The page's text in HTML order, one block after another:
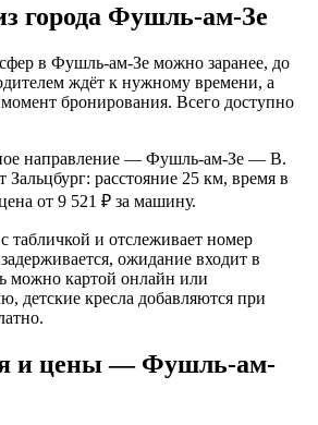
города Фушль-ам-Зе
в Фушль-ам-Зе можно заранее, до
ждёт к нужному времени, а
бронирования. Всего доступно
направление — Фушль-ам-Зе — В.
расстояние 25 км, время в
от 9 521 ₽ за машину.
табличкой и отслеживает номер
ожидание входит в
можно картой онлайн или
детские кресла добавляются при
и цены — Фушль-ам-